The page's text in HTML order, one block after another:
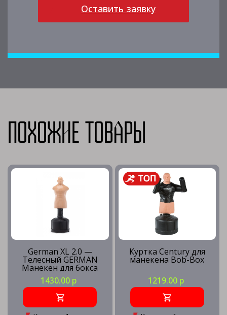
Оставить заявку
Похожие товары
German XL 2.0 —
Телесный GERMAN
Манекен для бокса
Герман
1430.00 р
Куртка Century для
манекена Bob-Box
1219.00 р